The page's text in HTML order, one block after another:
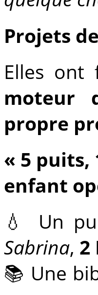
Projets
Elles
moteur
propre
« 5 puits,
enfant
💧 Un
Sabrina, 2
📚 Une